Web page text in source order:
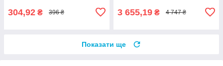
304,92 ₴ 396 ₴ 3 655,19 ₴ 4 747 ₴
Показати ще